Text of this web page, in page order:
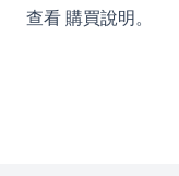
查看購買說明。